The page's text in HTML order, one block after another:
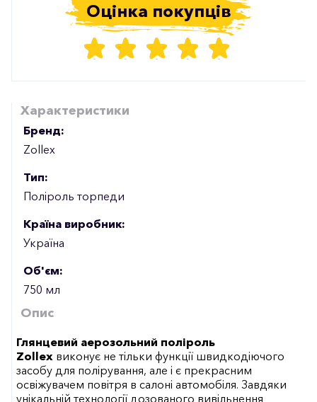
Оцінка покупців
Характеристики
Бренд:
Zollex
Тип:
Поліроль торпеди
Країна виробник:
Україна
Об'єм:
750 мл
Опис
Глянцевий аерозольний поліроль
Zollexвиконує не тільки функції швидкодіючого
засобу для полірування, але і є прекрасним
освіжувачем повітря в салоні автомобіля. Завдяки
унікальній технології дозованого вивільнення